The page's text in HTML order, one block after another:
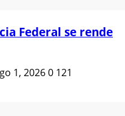
Federal se rende
1, 20260 121